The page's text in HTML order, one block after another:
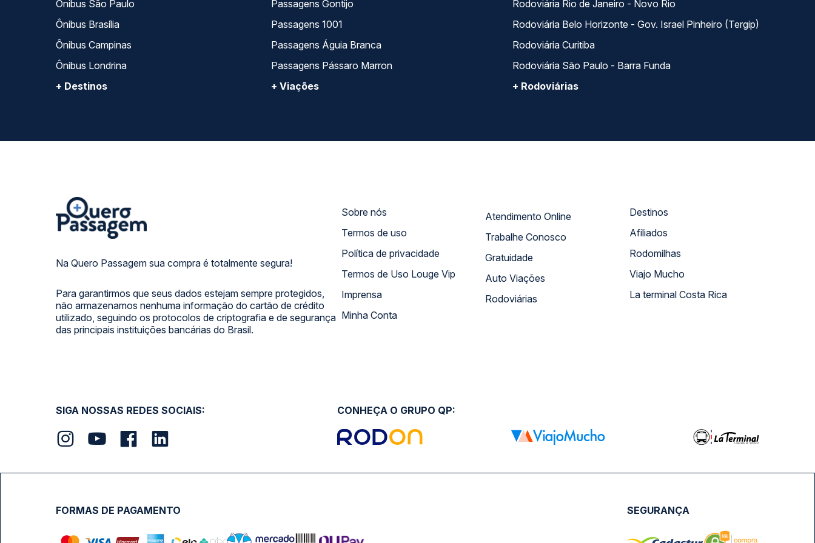
Ônibus São Paulo
Ônibus Brasília
Ônibus Campinas
Ônibus Londrina
+ Destinos
Passagens Gontijo
Passagens 1001
Passagens Águia Branca
Passagens Pássaro Marron
+ Viações
Rodoviária Rio de Janeiro - Novo Rio
Rodoviária Belo Horizonte - Gov. Israel Pinheiro (Tergip)
Rodoviária Curitiba
Rodoviária São Paulo - Barra Funda
+ Rodoviárias
Na Quero Passagem sua compra é totalmente segura!
Para garantirmos que seus dados estejam sempre protegidos,
não armazenamos nenhuma informação do cartão de crédito
utilizado, seguindo os protocolos de criptografia e de segurança
das principais instituições bancárias do Brasil.
Sobre nós
Termos de uso
Política de privacidade
Termos de Uso Louge Vip
Imprensa
Minha Conta
Atendimento Online
Trabalhe Conosco
Gratuidade
Auto Viações
Rodoviárias
Destinos
Afiliados
Rodomilhas
Viajo Mucho
La terminal Costa Rica
SIGA NOSSAS REDES SOCIAIS: CONHEÇA O GRUPO QP:
FORMAS DE PAGAMENTO SEGURANÇA